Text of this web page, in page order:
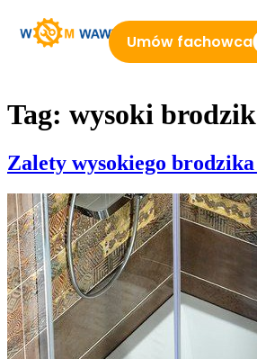
treści
Umów fachowca
Tag: wysoki brodzik
Zalety wysokiego brodzika